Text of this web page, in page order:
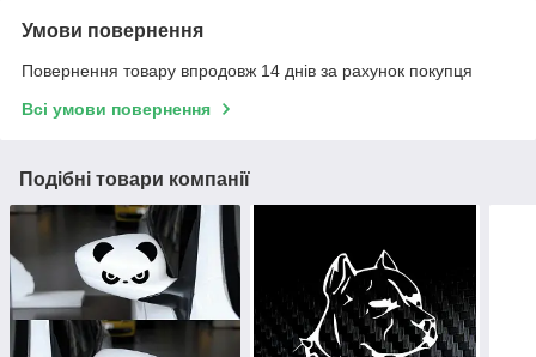
Умови повернення
Повернення товару впродовж 14 днів за рахунок покупця
Всі умови повернення
Подібні товари компанії